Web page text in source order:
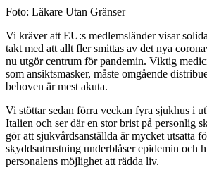
Foto: Läkare Utan Gränser
Vi kräver att EU:s medlemsländer visar
takt med att allt fler smittas av det nya
nu utgör centrum för pandemin. Viktig
som ansiktsmasker, måste omgående
behoven är mest akuta.
Vi stöttar sedan förra veckan fyra sjukhus i
Italien och ser där en stor brist på personlig
gör att sjukvårdsanställda är mycket utsatta
skyddsutrustning underblåser epidemin och
personalens möjlighet att rädda liv.